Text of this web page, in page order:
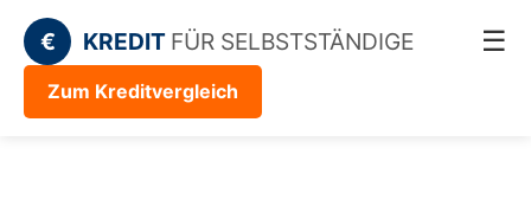
€ KREDIT FÜR SELBSTSTÄNDIGE ☰
Zum Kreditvergleich